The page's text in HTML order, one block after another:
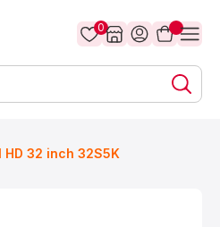
0
HD 32 inch 32S5K